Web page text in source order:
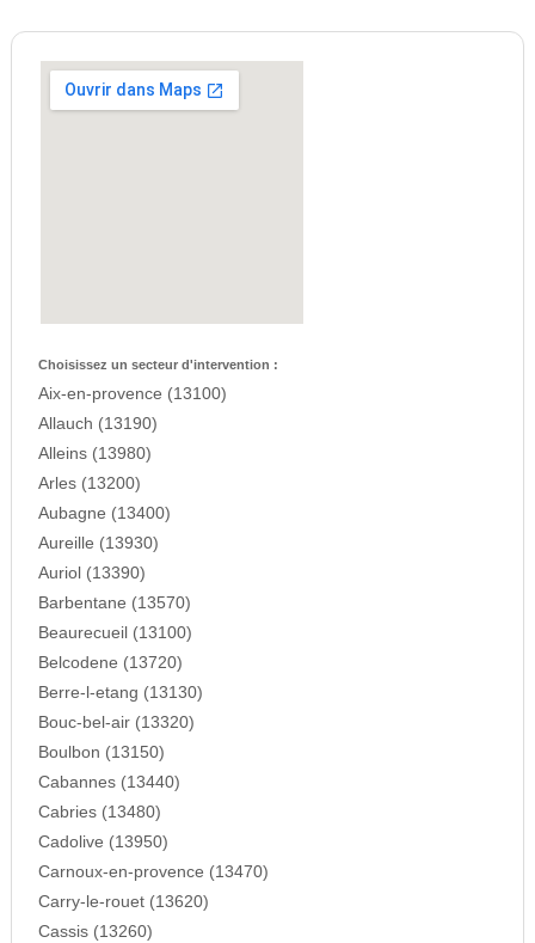
Choisissez un secteur d'intervention :
Aix-en-provence (13100)
Allauch (13190)
Alleins (13980)
Arles (13200)
Aubagne (13400)
Aureille (13930)
Auriol (13390)
Barbentane (13570)
Beaurecueil (13100)
Belcodene (13720)
Berre-l-etang (13130)
Bouc-bel-air (13320)
Boulbon (13150)
Cabannes (13440)
Cabries (13480)
Cadolive (13950)
Carnoux-en-provence (13470)
Carry-le-rouet (13620)
Cassis (13260)